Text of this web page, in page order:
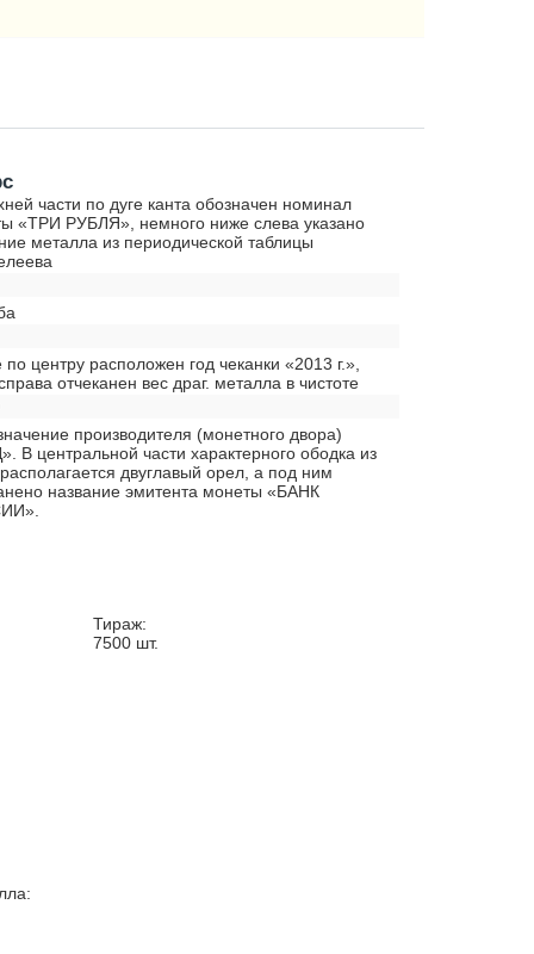
части по дуге канта обозначен номинал
«ТРИ РУБЛЯ», немного ниже слева указано
металла из периодической таблицы
по центру расположен год чеканки «2013 г.»,
отчеканен вес драг. металла в чистоте
производителя (монетного двора)
В центральной части характерного ободка из
двуглавый орел, а под ним
название эмитента монеты «БАНК
Тираж:
7500 шт.